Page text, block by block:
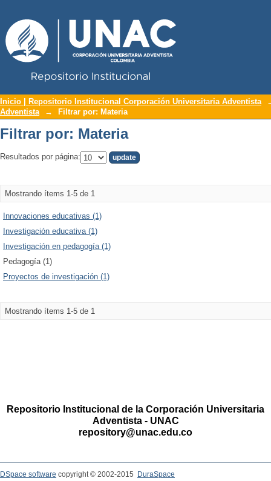
Filtrar por: Materia
Inicio | Repositorio Institucional Corporación Universitaria Adventista
Adventista
→ Filtrar por: Materia
Filtrar por: Materia
Resultados por página:
Mostrando ítems 1-5 de 1
Innovaciones educativas (1)
Investigación educativa (1)
Investigación en pedagogía (1)
Pedagogía (1)
Proyectos de investigación (1)
Mostrando ítems 1-5 de 1
Repositorio Institucional de la Corporación Universitaria
Adventista - UNAC
repository@unac.edu.co
DSpace software copyright © 2002-2015
DuraSpace